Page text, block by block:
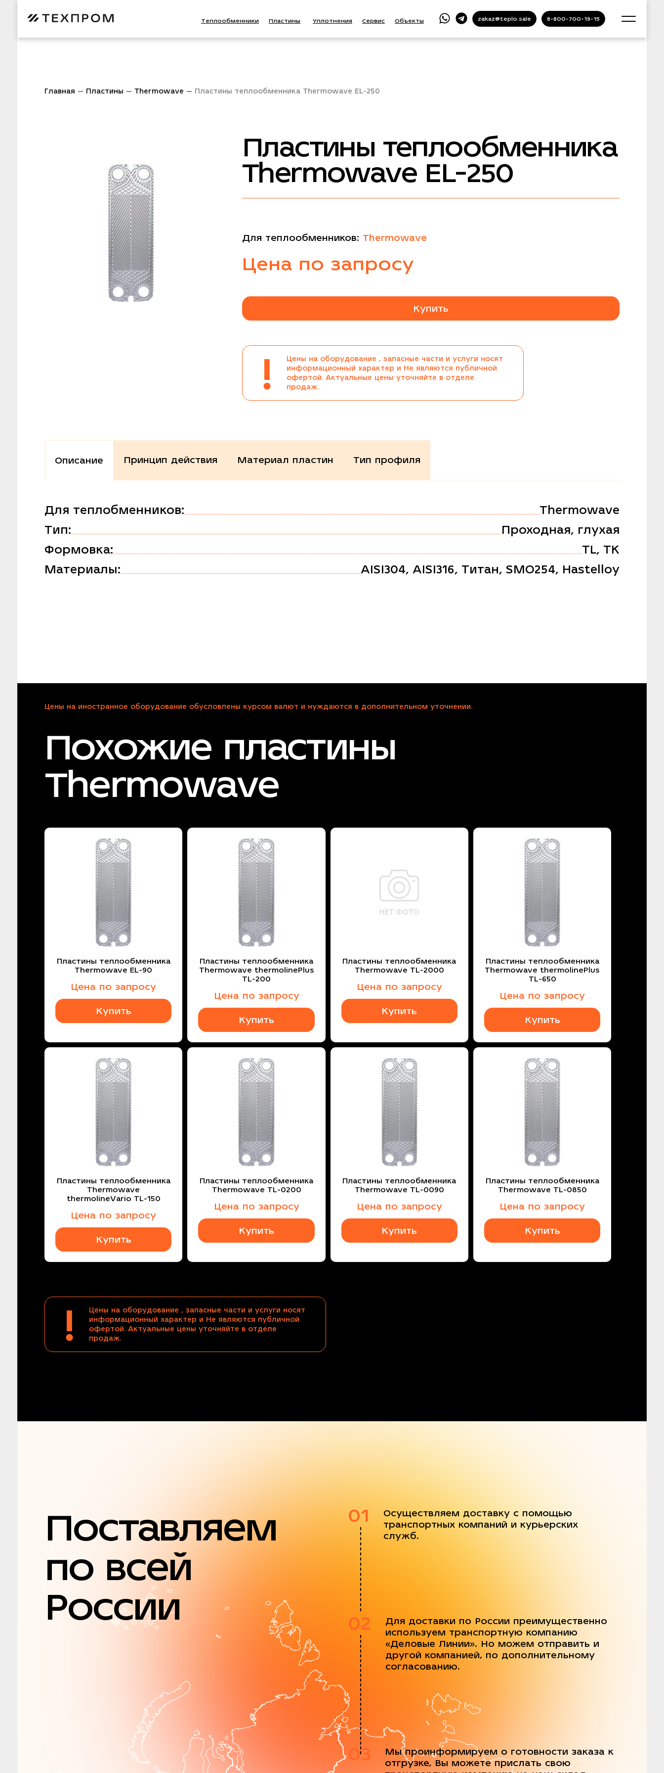
Теплообменники Пластины Уплотнения Сервис Объекты zakaz@teplo.sale 8-800-700-19-15
Главная Пластины Thermowave Пластины теплообменника Thermowave EL-250
Пластины теплообменника
Thermowave EL-250
Для теплообменников: Thermowave
Цена по запросу
Купить
!
Цены на оборудование , запасные части и услуги носят
информационный характер и Не являются публичной
офертой. Актуальные цены уточняйте в отделе
продаж.
Описание Принцип действия Материал пластин Тип профиля
Для теплобменников:
Thermowave
Тип:
Проходная, глухая
Формовка:
TL, TK
Материалы:
AISI304, AISI316, Титан, SMO254, Hastelloy
Цены на иностранное оборудование обусловлены курсом валют и нуждаются в дополнительном уточнении.
Похожие пластины
Thermowave
Пластины теплообменника
Thermowave EL-90
Цена по запросу
Купить
Пластины теплообменника
Thermowave thermolinePlus
TL-200
Цена по запросу
Купить
Пластины теплообменника
Thermowave TL-2000
Цена по запросу
Купить
Пластины теплообменника
Thermowave thermolinePlus
TL-650
Цена по запросу
Купить
Пластины теплообменника
Thermowave
thermolineVario TL-150
Цена по запросу
Купить
Пластины теплообменника
Thermowave TL-0200
Цена по запросу
Купить
Пластины теплообменника
Thermowave TL-0090
Цена по запросу
Купить
Пластины теплообменника
Thermowave TL-0850
Цена по запросу
Купить
!
Цены на оборудование , запасные части и услуги носят
информационный характер и Не являются публичной
офертой. Актуальные цены уточняйте в отделе
продаж.
Поставляем
по всей
России
01
Осуществляем доставку с помощью
транспортных компаний и курьерских
служб.
02
Для доставки по России преимущественно
используем транспортную компанию
«Деловые Линии». Но можем отправить и
другой компанией, по дополнительному
согласованию.
03
Мы проинформируем о готовности заказа к
отгрузке, Вы можете прислать свою